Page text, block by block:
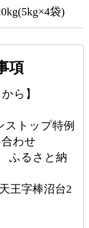
袋)
項
ら】
ストップ特例
わせ
ふるさと納
王字棒沼台2